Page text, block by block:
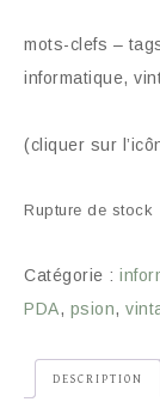
mots-clefs –
informatique,
(cliquer sur
Rupture de stock
Catégorie :
PDA, psion,
DESCRIPTION